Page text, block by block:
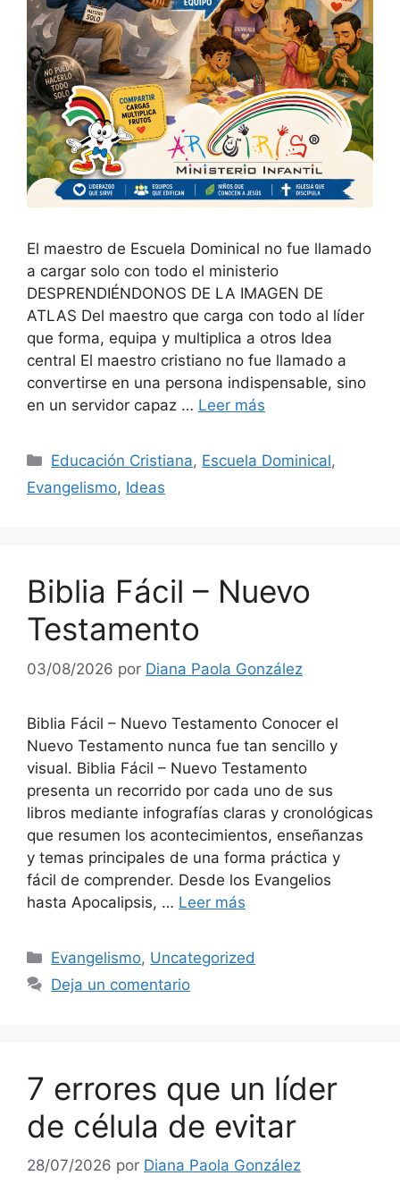
El maestro de Escuela Dominical no fue llamado
a cargar solo con todo el ministerio
DESPRENDIÉNDONOS DE LA IMAGEN DE
ATLAS Del maestro que carga con todo al líder
que forma, equipa y multiplica a otros Idea
central El maestro cristiano no fue llamado a
convertirse en una persona indispensable, sino
en un servidor capaz … Leer más
Educación Cristiana, Escuela Dominical,
Evangelismo, Ideas
Biblia Fácil – Nuevo
Testamento
03/08/2026 por Diana Paola González
Biblia Fácil – Nuevo Testamento Conocer el
Nuevo Testamento nunca fue tan sencillo y
visual. Biblia Fácil – Nuevo Testamento
presenta un recorrido por cada uno de sus
libros mediante infografías claras y cronológicas
que resumen los acontecimientos, enseñanzas
y temas principales de una forma práctica y
fácil de comprender. Desde los Evangelios
hasta Apocalipsis, … Leer más
Evangelismo, Uncategorized
Deja un comentario
7 errores que un líder
de célula de evitar
28/07/2026 por Diana Paola González